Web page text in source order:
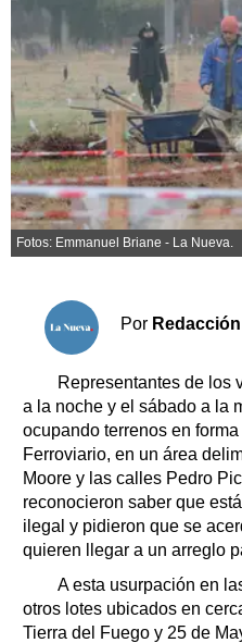
Sociedad y tiempo
libre
Es
El tiempo
Cartón Lleno
Clasificados
Horóscopo
Suplementos
Servicios
Fotos: Emmanuel Briane - La Nueva.
Por
Representantes de los
a la noche y el sábado a la
ocupando terrenos en
Ferroviario, en un área
Moore y las calles Pedro
reconocieron saber que
ilegal y pidieron que se
quieren llegar a un arreglo
A esta usurpación en
otros lotes ubicados en
Tierra del Fuego y 25 de